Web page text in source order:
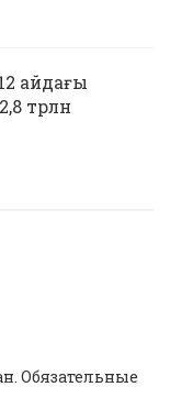
айдағы
трлн
Обязательные